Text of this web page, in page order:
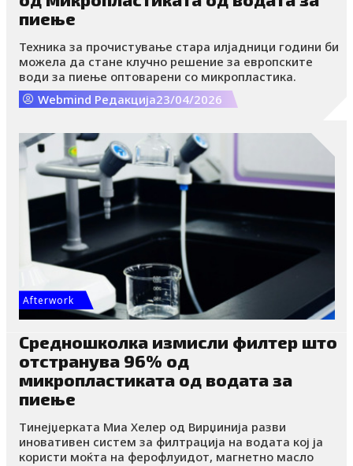
пиење
Техника за прочистување стара илјадници години би
можела да стане клучно решение за европските
води за пиење оптоварени со микропластика.
Webmind Редакција23/04/2026
Afterwork
Средношколка измисли филтер што
отстранува 96% од
микропластиката од водата за
пиење
Тинејџерката Миа Хелер од Вирџинија разви
иновативен систем за филтрација на водата кој ја
користи моќта на ферофлуидот, магнетно масло